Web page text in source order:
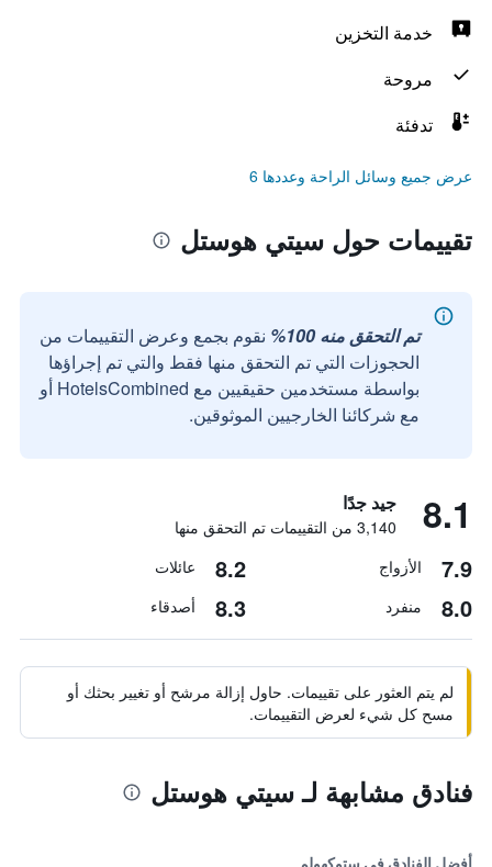
خدمة التخزين
مروحة
تدفئة
عرض جميع وسائل الراحة وعددها 6
تقييمات حول سيتي هوستل
تم التحقق منه 100%
نقوم بجمع وعرض التقييمات من
الحجوزات التي تم التحقق منها فقط والتي تم إجراؤها
بواسطة مستخدمين حقيقيين مع HotelsCombined أو
مع شركائنا الخارجيين الموثوقين.
8.1 جيد جدًا
3,140 من التقييمات تم التحقق منها
7.9 الأزواج 8.2 عائلات
8.0 منفرد 8.3 أصدقاء
لم يتم العثور على تقييمات. حاول إزالة مرشح أو تغيير بحثك أو
مسح كل شيء لعرض التقييمات.
فنادق مشابهة لـ سيتي هوستل
أفضل الفنادق في ستوكهولم